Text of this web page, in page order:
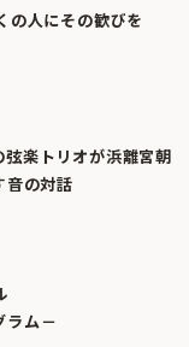
の人にその歓びを
楽トリオが浜離宮朝
音の対話
ラム－